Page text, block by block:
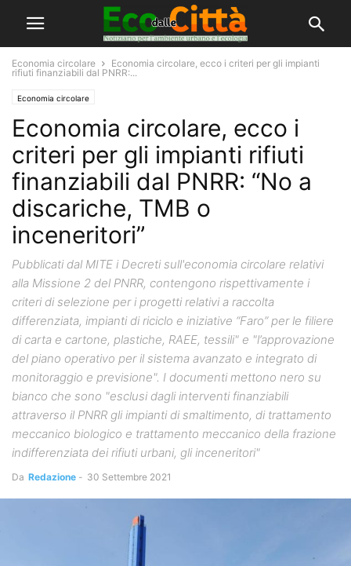
Economia circolare
Economia circolare, ecco i criteri per gli impianti
rifiuti finanziabili dal PNRR:...
Economia circolare
Economia circolare, ecco i
criteri per gli impianti rifiuti
finanziabili dal PNRR: “No a
discariche, TMB o
inceneritori”
Pubblicati dal MITE i Decreti sull'economia circolare relativi
alla Missione 2 del PNRR, contengono rispettivamente i
criteri di selezione per i progetti relativi a raccolta
differenziata, impianti di riciclo e iniziative “Faro” per le filiere
di carta e cartone, plastiche, RAEE, tessili" e "l’approvazione
del piano operativo per il sistema avanzato e integrato di
monitoraggio e previsione". I documenti mettono nero su
bianco che sono "esclusi dagli interventi finanziabili
attraverso il PNRR gli impianti di smaltimento, di trattamento
meccanico biologico e trattamento meccanico della frazione
indifferenziata dei rifiuti urbani, gli inceneritori"
Da Redazione - 30 Settembre 2021